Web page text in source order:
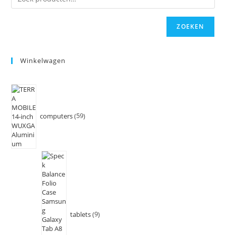
ZOEKEN
Winkelwagen
computers 59
tablets 9